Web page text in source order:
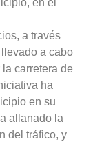
a través
a cabo
carretera de
ha
en su
allanado la
del tráfico, y